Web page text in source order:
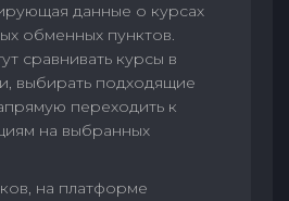
данные о курсах
обменных пунктов.
сравнивать курсы в
выбирать подходящие
переходить к
на выбранных
на платформе